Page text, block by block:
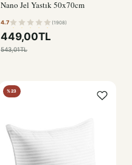
Nano Jel Yastık 50x70cm
4.7 (1908)
449,00TL
543,01TL
%23